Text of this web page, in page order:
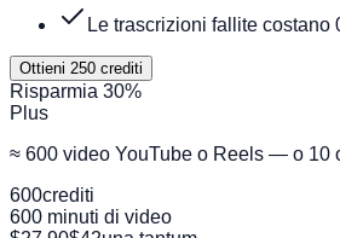
Le trascrizioni fallite costano
Ottieni 250 crediti
Risparmia 30%
Plus
≈ 600 video YouTube o Reels — o 10
600crediti
600 minuti di video